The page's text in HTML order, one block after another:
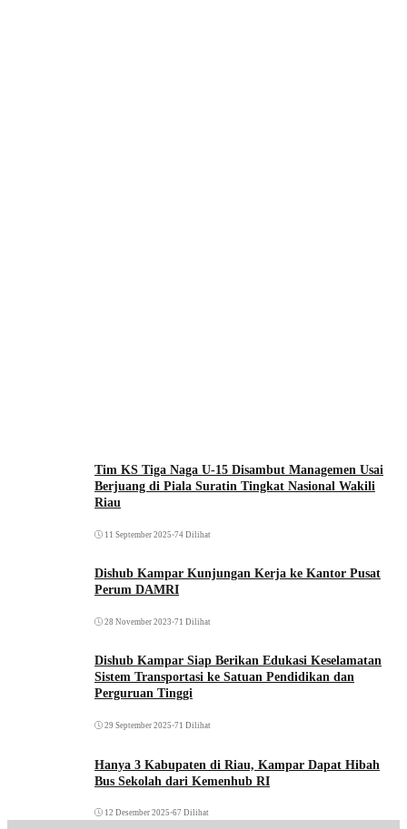
Tim KS Tiga Naga U-15 Disambut Managemen Usai
Berjuang di Piala Suratin Tingkat Nasional Wakili
Riau
11 September 2025 •74 Dilihat
Dishub Kampar Kunjungan Kerja ke Kantor Pusat
Perum DAMRI
28 November 2023 •71 Dilihat
Dishub Kampar Siap Berikan Edukasi Keselamatan
Sistem Transportasi ke Satuan Pendidikan dan
Perguruan Tinggi
29 September 2025 •71 Dilihat
Hanya 3 Kabupaten di Riau, Kampar Dapat Hibah
Bus Sekolah dari Kemenhub RI
12 Desember 2025 •67 Dilihat